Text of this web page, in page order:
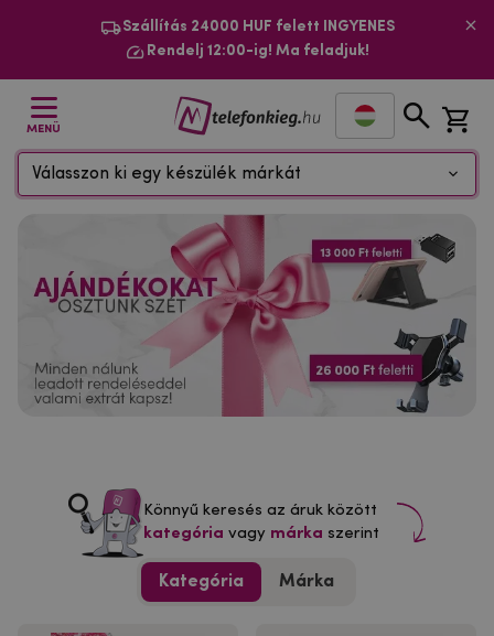
Szállítás 24000 HUF felett INGYENES
Rendelj 12:00-ig! Ma feladjuk!
MENÜ
Válasszon ki egy készülék márkát
Könnyű keresés az áruk között
kategória vagy márka szerint
Kategória Márka